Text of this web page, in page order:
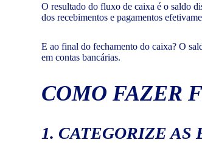
O resultado do fluxo de caixa é o saldo
dos recebimentos e pagamentos
E ao final do fechamento do caixa? O
em contas bancárias.
COMO FAZER
1. CATEGORIZE AS